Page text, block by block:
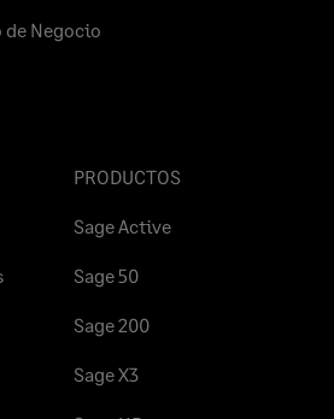
de Negocio
PRODUCTOS
Sage Active
Sage 50
Sage 200
Sage X3